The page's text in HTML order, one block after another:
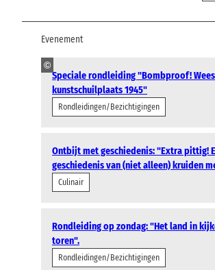
Evenement
©
Speciale rondleiding "Bombproof!
kunstschuilplaats 1945"
Rondleidingen/Bezichtigingen
Ontbijt met geschiedenis: "Extra pittig!
geschiedenis van (niet alleen) kruiden
Culinair
Rondleiding op zondag: "Het land in
toren".
Rondleidingen/Bezichtigingen